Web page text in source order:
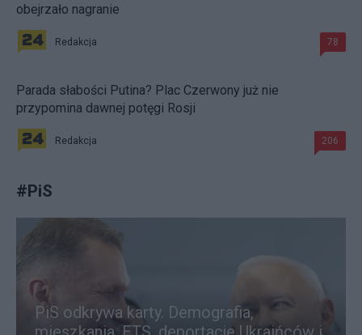
obejrzało nagranie
Redakcja 78
Parada słabości Putina? Plac Czerwony już nie
przypomina dawnej potęgi Rosji
Redakcja 206
#PiS
PiS odkrywa karty. Demografia,